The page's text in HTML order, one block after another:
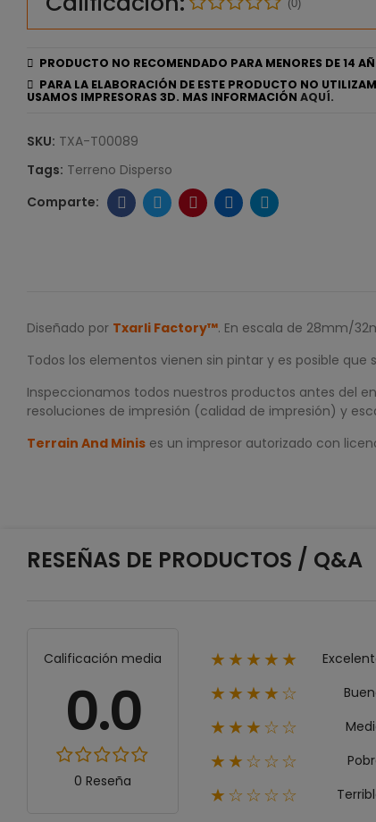
(0)
PRODUCTO NO RECOMENDADO PARA MENORES DE 14
PARA LA ELABORACIÓN DE ESTE PRODUCTO NO
USAMOS IMPRESORAS 3D. MAS INFORMACIÓN AQUÍ.
SKU: TXA-T00089
Tags: Terreno Disperso
Diseñado por Txarli Factory™. En escala de 28mm/
Todos los elementos vienen sin pintar y es posible que
Inspeccionamos todos nuestros productos antes del
resoluciones de impresión (calidad de impresión) y
Terrain And Minis es un impresor autorizado con
RESEÑAS DE PRODUCTOS / Q&A
Calificación media
0.0
0 Reseña
★★★★★
★★★★☆
★★★☆☆
★★☆☆☆
★☆☆☆☆